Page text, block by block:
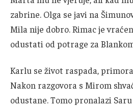
zabrine. Olga se javi na
Mila nije dobro. Rimac je
odustati od potrage za
Karlu se život raspada,
Nakon razgovora s Mirom
odustane. Tomo pronalazi